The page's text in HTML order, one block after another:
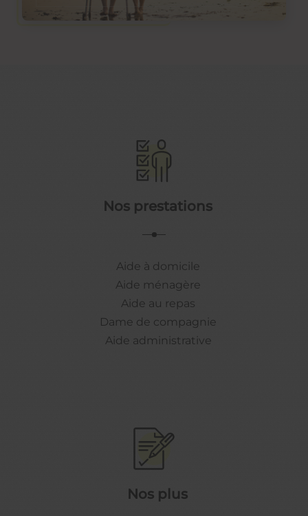
Nos prestations
Aide à domicile
Aide ménagère
Aide au repas
Dame de compagnie
Aide administrative
Nos plus